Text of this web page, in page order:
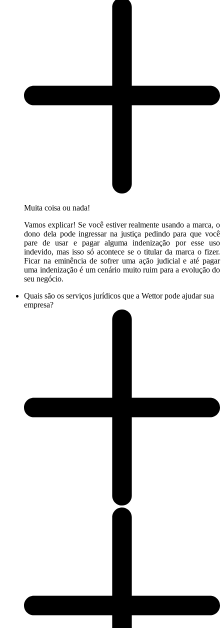
Muita coisa ou nada!
Vamos explicar! Se você estiver realmente usando a marca, o
dono dela pode ingressar na justiça pedindo para que você
pare de usar e pagar alguma indenização por esse uso
indevido, mas isso só acontece se o titular da marca o fizer.
Ficar na eminência de sofrer uma ação judicial e até pagar
uma indenização é um cenário muito ruim para a evolução do
seu negócio.
Quais são os serviços jurídicos que a Wettor pode ajudar sua
empresa?